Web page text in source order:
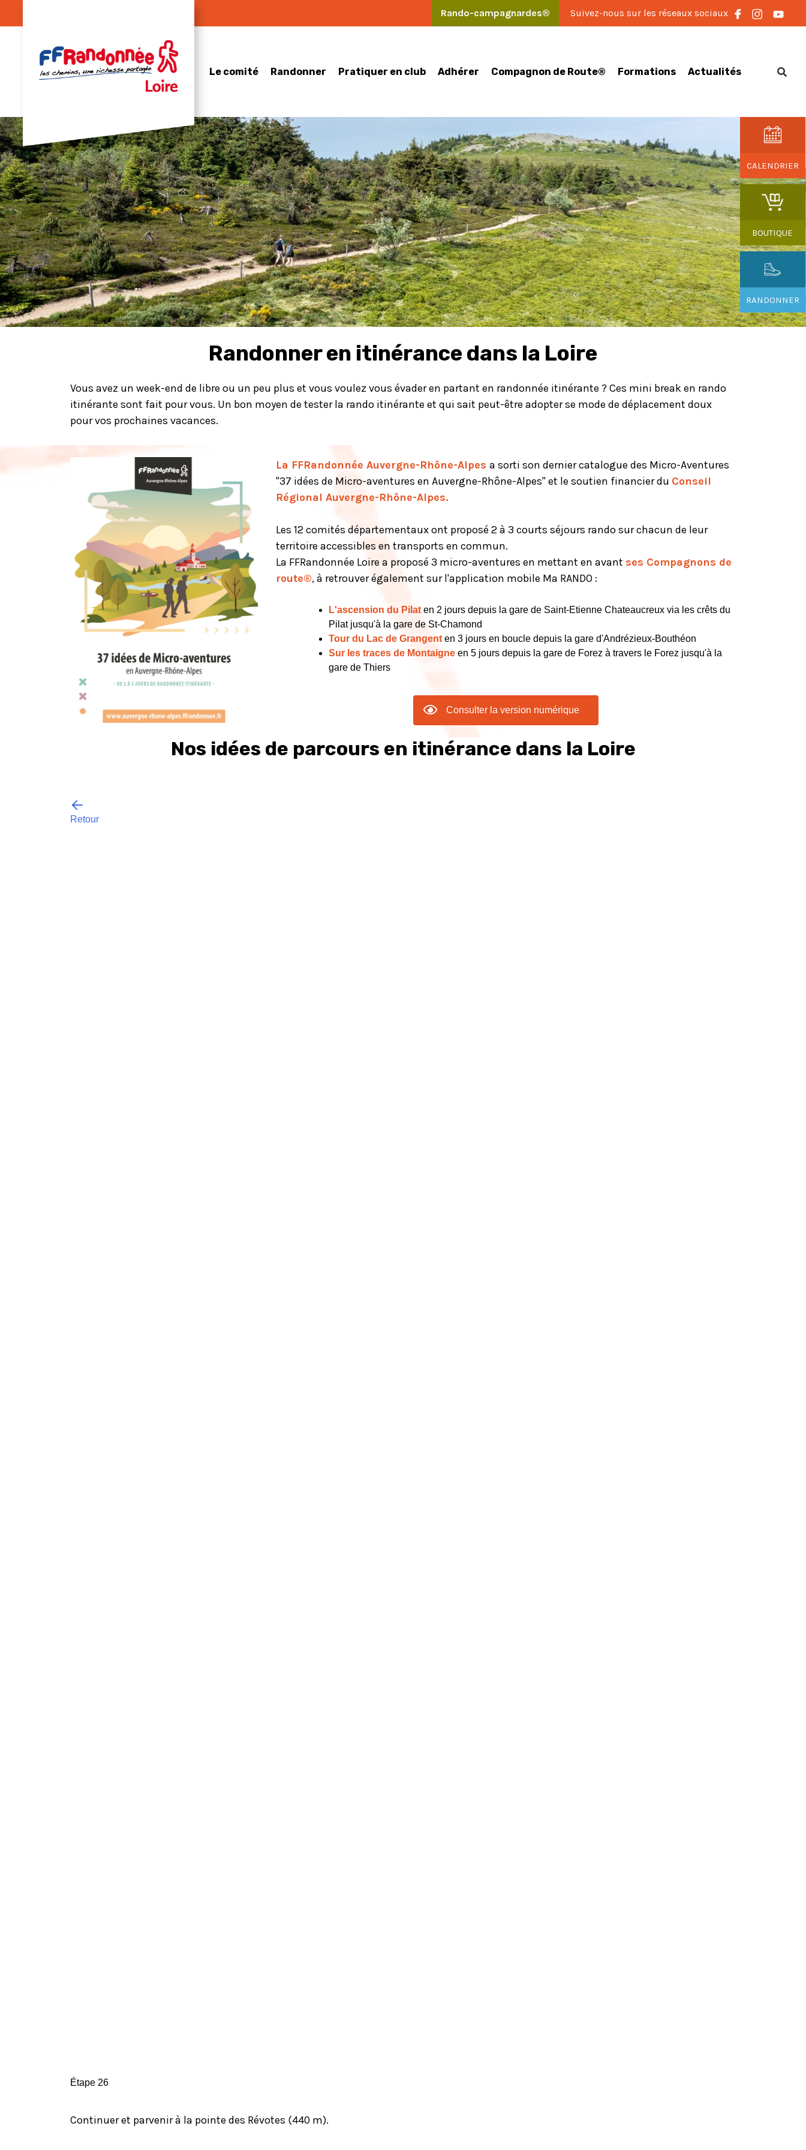
Rando-campagnardes® Suivez-nous sur les réseaux sociaux
Le comité Randonner Pratiquer en club Adhérer Compagnon de Route® Formations Actualités
CALENDRIER
BOUTIQUE
RANDONNER
Randonner en itinérance dans la Loire
Vous avez un week-end de libre ou un peu plus et vous voulez vous évader en partant en randonnée itinérante ? Ces mini break en rando
itinérante sont fait pour vous. Un bon moyen de tester la rando itinérante et qui sait peut-être adopter se mode de déplacement doux
pour vos prochaines vacances.
La FFRandonnée Auvergne-Rhône-Alpes a sorti son dernier catalogue des Micro-Aventures
"37 idées de Micro-aventures en Auvergne-Rhône-Alpes" et le soutien financier du Conseil
Régional Auvergne-Rhône-Alpes.
Les 12 comités départementaux ont proposé 2 à 3 courts séjours rando sur chacun de leur
territoire accessibles en transports en commun.
La FFRandonnée Loire a proposé 3 micro-aventures en mettant en avant ses Compagnons de
route®, à retrouver également sur l'application mobile Ma RANDO :
L'ascension du Pilat en 2 jours depuis la gare de Saint-Etienne Chateaucreux via les crêts du
Pilat jusqu'à la gare de St-Chamond
Tour du Lac de Grangent en 3 jours en boucle depuis la gare d'Andrézieux-Bouthéon
Sur les traces de Montaigneen 5 jours depuis la gare de Forez à travers le Forez jusqu'à la
gare de Thiers
Consulter la version numérique
Nos idées de parcours en itinérance dans la Loire
Retour
Étape 26
Continuer et parvenir à la pointe des Révotes (440 m).